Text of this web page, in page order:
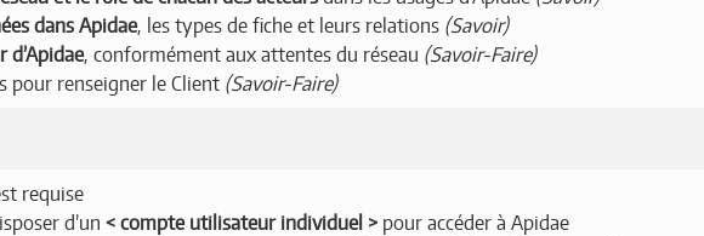
dans Apidae, les types de fiche et leurs relations (Savoir)
, conformément aux attentes du réseau (Savoir-Faire)
pour renseigner le Client (Savoir-Faire)
requise
d’un
compte utilisateur individuel
pour accéder à Apidae